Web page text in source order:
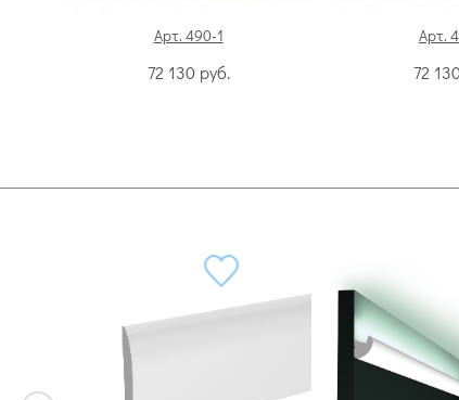
Арт. 490-1
72 130 руб.
Арт.
72